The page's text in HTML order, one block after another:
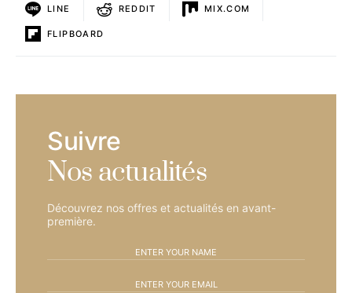
LINE REDDIT MIX.COM
FLIPBOARD
Suivre
Nos actualités
Découvrez nos offres et actualités en avant-
première.